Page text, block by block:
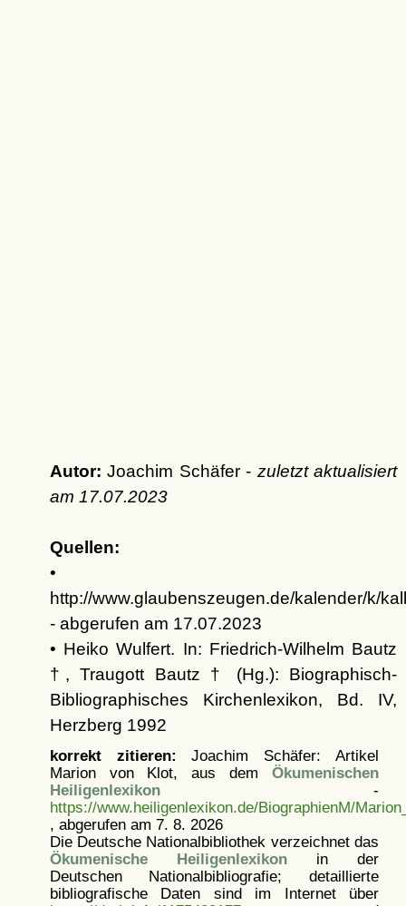
Autor: Joachim Schäfer - zuletzt aktualisiert
am 17.07.2023
Quellen:
•
http://www.glaubenszeugen.de/kalender/k/
- abgerufen am 17.07.2023
• Heiko Wulfert. In: Friedrich-Wilhelm Bautz
†, Traugott Bautz † (Hg.): Biographisch-
Bibliographisches Kirchenlexikon, Bd. IV,
Herzberg 1992
korrekt zitieren: Joachim Schäfer: Artikel
Marion von Klot, aus dem Ökumenischen
Heiligenlexikon-
https://www.heiligenlexikon.de/BiographienM/
, abgerufen am 7. 8. 2026
Die Deutsche Nationalbibliothek verzeichnet das
Ökumenische Heiligenlexikonin der
Deutschen Nationalbibliografie; detaillierte
bibliografische Daten sind im Internet über